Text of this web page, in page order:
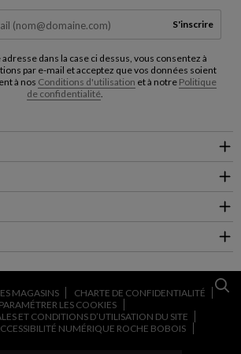
S'inscrire
dans la case ci dessus, vous consentez à
par e-mail et acceptez que vos données soient
à nos Conditions d'utilisation et à notre Politique
de confidentialité.
MAGASINS
CHARTE DE CONFIDENTIALITÉ
PARAMÉTRER LES COOKIES
ET CONDITIONS D’UTILISATION DU SITE
NUMÉRIQUE ROCHE BOBOIS